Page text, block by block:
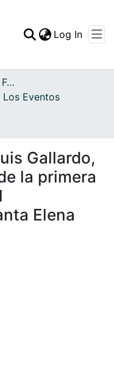
Statistics
Log In
Archivo del Patrimonio Fotográfico y Fílmico del Valle del Cauca
Los Eventos
Gallardo,
la primera
Elena